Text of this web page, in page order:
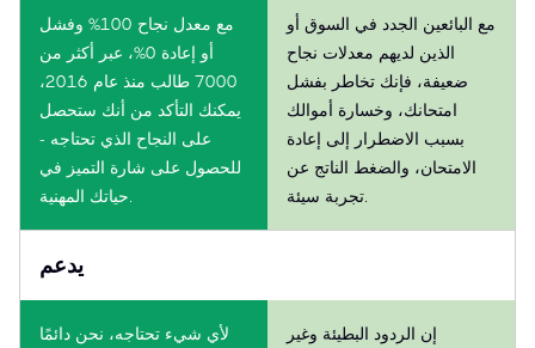
مع معدل نجاح 100% وفشل
أو إعادة 0%، عبر أكثر من
7000 طالب منذ عام 2016،
يمكنك التأكد من أنك ستحصل
على النجاح الذي تحتاجه -
للحصول على شارة التميز في
مع البائعين الجدد في السوق أو
الذين لديهم معدلات نجاح
ضعيفة، فإنك تخاطر بفشل
امتحانك، وخسارة أموالك
بسبب الاضطرار إلى إعادة
الامتحان، والضغط الناتج عن
يدعم
لأي شيء تحتاجه، نحن دائمًا
إن الردود البطيئة وغير